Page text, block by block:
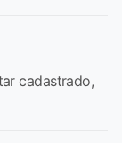
cadastrado,